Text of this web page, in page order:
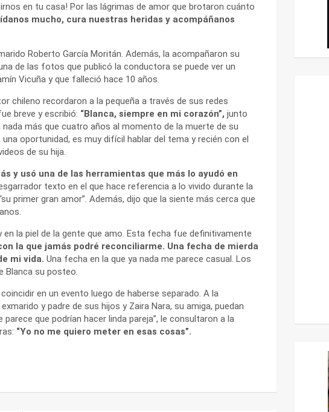
en tu casa! Por las lágrimas de amor que brotaron cuánto
mucho, cura nuestras heridas y acompáñanos
Roberto García Moritán. Además, la acompañaron su
de las fotos que publicó la conductora se puede ver un
Vicuña y que falleció hace 10 años.
chileno recordaron a la pequeña a través de sus redes
breve y escribió: “Blanca, siempre en mi corazón”, junto
más que cuatro años al momento de la muerte de su
oportunidad, es muy difícil hablar del tema y recién con el
de su hija.
y usó una de las herramientas que más lo ayudó en
texto en el que hace referencia a lo vivido durante la
primer gran amor”. Además, dijo que la siente más cerca que
la piel de la gente que amo. Esta fecha fue definitivamente
la que jamás podré reconciliarme. Una fecha de mierda
mi vida. Una fecha en la que ya nada me parece casual. Los
Blanca su posteo.
en un evento luego de haberse separado. A la
y padre de sus hijos y Zaira Nara, su amiga, puedan
que podrían hacer linda pareja”, le consultaron a la
“Yo no me quiero meter en esas cosas”.